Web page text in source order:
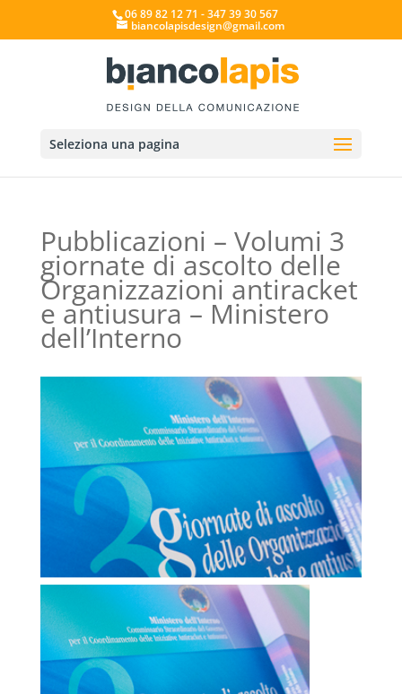
06 89 82 12 71 - 347 39 30 567
biancolapisdesign@gmail.com
Seleziona una pagina
Pubblicazioni – Volumi 3
giornate di ascolto delle
Organizzazioni antiracket
e antiusura – Ministero
dell’Interno